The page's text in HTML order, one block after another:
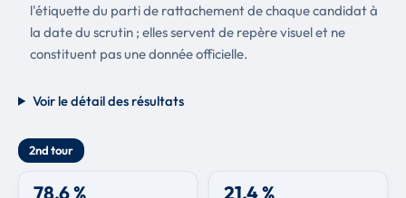
l'étiquette du parti de rattachement de chaque candidat à
la date du scrutin ; elles servent de repère visuel et ne
constituent pas une donnée officielle.
Voir le détail des résultats
2nd tour
78,6 % 21,4 %